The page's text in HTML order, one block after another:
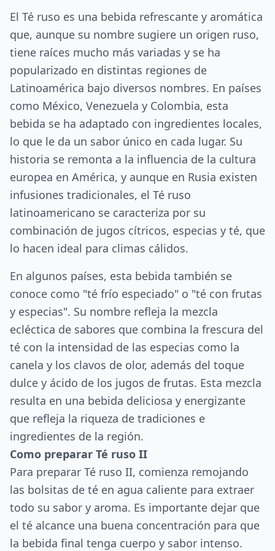
El Té ruso es una bebida refrescante y aromática
que, aunque su nombre sugiere un origen ruso,
tiene raíces mucho más variadas y se ha
popularizado en distintas regiones de
Latinoamérica bajo diversos nombres. En países
como México, Venezuela y Colombia, esta
bebida se ha adaptado con ingredientes locales,
lo que le da un sabor único en cada lugar. Su
historia se remonta a la influencia de la cultura
europea en América, y aunque en Rusia existen
infusiones tradicionales, el Té ruso
latinoamericano se caracteriza por su
combinación de jugos cítricos, especias y té, que
lo hacen ideal para climas cálidos.
En algunos países, esta bebida también se
conoce como "té frío especiado" o "té con frutas
y especias". Su nombre refleja la mezcla
ecléctica de sabores que combina la frescura del
té con la intensidad de las especias como la
canela y los clavos de olor, además del toque
dulce y ácido de los jugos de frutas. Esta mezcla
resulta en una bebida deliciosa y energizante
que refleja la riqueza de tradiciones e
ingredientes de la región.
Como preparar Té ruso II
Para preparar Té ruso II, comienza remojando
las bolsitas de té en agua caliente para extraer
todo su sabor y aroma. Es importante dejar que
el té alcance una buena concentración para que
la bebida final tenga cuerpo y sabor intenso.